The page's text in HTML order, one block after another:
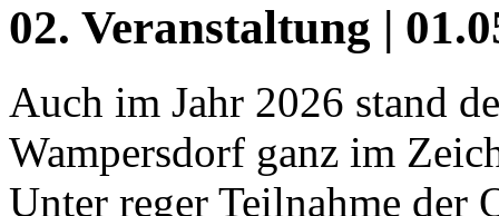
02. Veranstaltung |
Auch im Jahr 2026 stand
Wampersdorf ganz im
Unter reger Teilnahme der